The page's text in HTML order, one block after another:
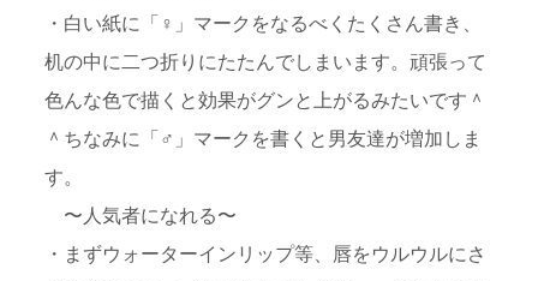
・白い紙に「♀」マークをなるべくたくさん書き、
机の中に二つ折りにたたんでしまいます。頑張って
色んな色で描くと効果がグンと上がるみたいです＾
＾ちなみに「♂」マークを書くと男友達が増加しま
す。
〜人気者になれる〜
・まずウォーターインリップ等、唇をウルウルにさ